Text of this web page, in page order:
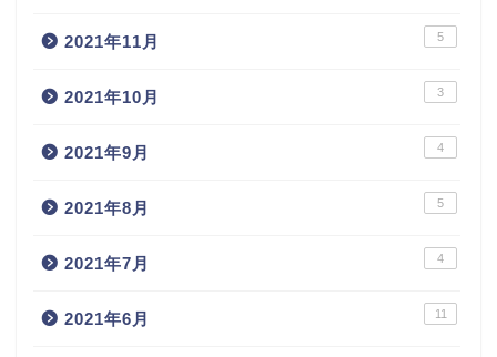
2021年11月 5
2021年10月 3
2021年9月 4
2021年8月 5
2021年7月 4
2021年6月 11